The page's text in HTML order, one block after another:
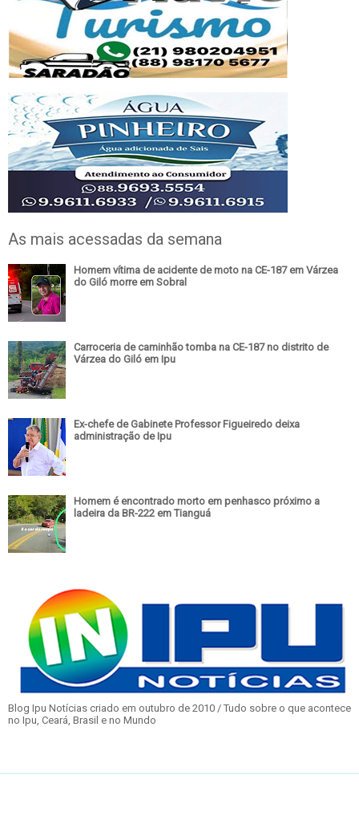
As mais acessadas da semana
Homem vítima de acidente de moto na CE-187 em Várzea
do Giló morre em Sobral
Carroceria de caminhão tomba na CE-187 no distrito de
Várzea do Giló em Ipu
Ex-chefe de Gabinete Professor Figueiredo deixa
administração de Ipu
Homem é encontrado morto em penhasco próximo a
ladeira da BR-222 em Tianguá
Blog Ipu Notícias criado em outubro de 2010 / Tudo sobre o que acontece
no Ipu, Ceará, Brasil e no Mundo